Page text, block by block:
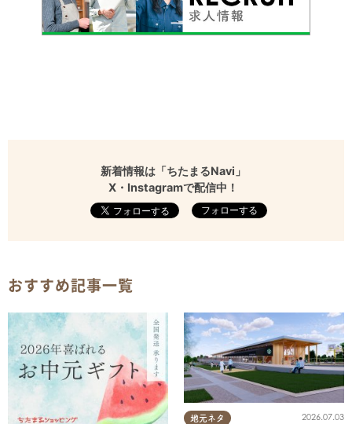
新着情報は「ちたまるNavi」
X・Instagramで配信中！
フォローする
おすすめ記事一覧
地元ネタ 2026.07.03